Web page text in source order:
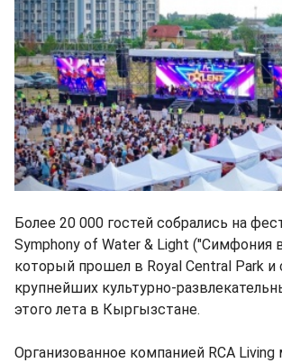
Более 20 000 гостей собрались на
Symphony of Water & Light ("Симфония
который прошел в Royal Central Park и
крупнейших культурно-
этого лета в Кыргызстане.
Организованное компанией RCA